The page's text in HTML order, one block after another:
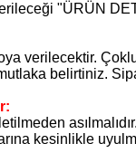
"ÜRÜN
verilecektir.
belirtiniz.
kesinlikle